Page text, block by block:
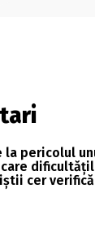
la pericolul
cer